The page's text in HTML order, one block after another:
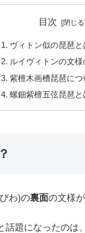
目次
ヴィトン似の琵琶と
ルイヴィトンの文様
紫檀木画槽琵琶につ
螺鈿紫檀五弦琵琶と
わ)の裏面の文様が
話題になったのは、